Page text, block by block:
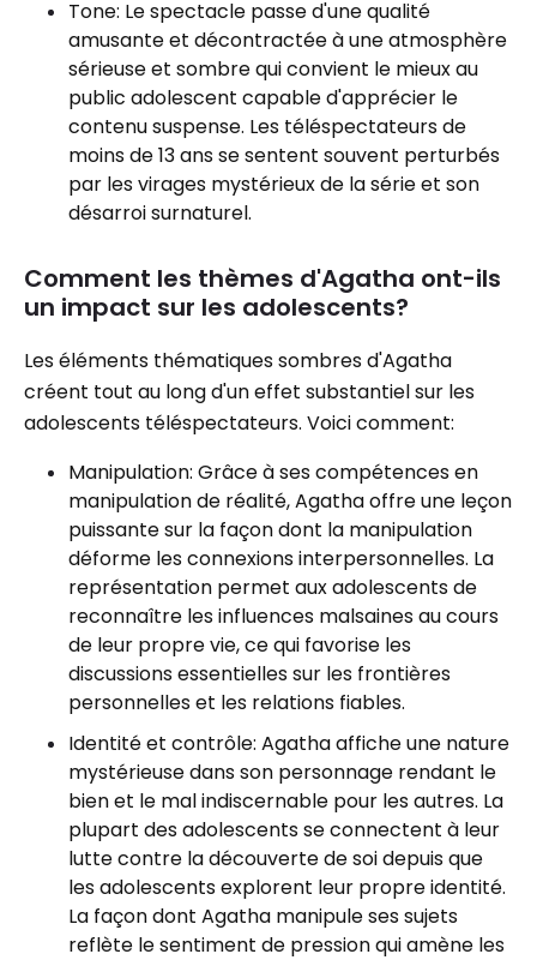
Tone: Le spectacle passe d'une qualité
amusante et décontractée à une atmosphère
sérieuse et sombre qui convient le mieux au
public adolescent capable d'apprécier le
contenu suspense. Les téléspectateurs de
moins de 13 ans se sentent souvent perturbés
par les virages mystérieux de la série et son
désarroi surnaturel.
Comment les thèmes d'Agatha ont-ils
un impact sur les adolescents?
Les éléments thématiques sombres d'Agatha
créent tout au long d'un effet substantiel sur les
adolescents téléspectateurs. Voici comment:
Manipulation: Grâce à ses compétences en
manipulation de réalité, Agatha offre une leçon
puissante sur la façon dont la manipulation
déforme les connexions interpersonnelles. La
représentation permet aux adolescents de
reconnaître les influences malsaines au cours
de leur propre vie, ce qui favorise les
discussions essentielles sur les frontières
personnelles et les relations fiables.
Identité et contrôle: Agatha affiche une nature
mystérieuse dans son personnage rendant le
bien et le mal indiscernable pour les autres. La
plupart des adolescents se connectent à leur
lutte contre la découverte de soi depuis que
les adolescents explorent leur propre identité.
La façon dont Agatha manipule ses sujets
reflète le sentiment de pression qui amène les